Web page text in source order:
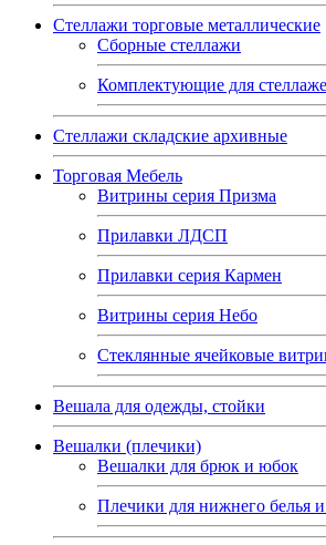
Стеллажи торговые металлические
Сборные стеллажи
Комплектующие для
Стеллажи складские архивные
Торговая Мебель
Витрины серия Призма
Прилавки ЛДСП
Прилавки серия Кармен
Витрины серия Небо
Стеклянные ячейковые
Вешала для одежды, стойки
Вешалки (плечики)
Вешалки для брюк и юбок
Плечики для нижнего белья